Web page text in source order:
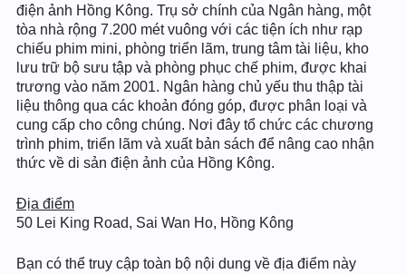
điện ảnh Hồng Kông. Trụ sở chính của Ngân hàng, một
tòa nhà rộng 7.200 mét vuông với các tiện ích như rạp
chiếu phim mini, phòng triển lãm, trung tâm tài liệu, kho
lưu trữ bộ sưu tập và phòng phục chế phim, được khai
trương vào năm 2001. Ngân hàng chủ yếu thu thập tài
liệu thông qua các khoản đóng góp, được phân loại và
cung cấp cho công chúng. Nơi đây tổ chức các chương
trình phim, triển lãm và xuất bản sách để nâng cao nhận
thức về di sản điện ảnh của Hồng Kông.
Địa điểm
50 Lei King Road, Sai Wan Ho, Hồng Kông
Bạn có thể truy cập toàn bộ nội dung về địa điểm này